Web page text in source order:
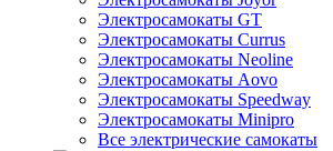
Электросамокаты GT
Электросамокаты Currus
Электросамокаты Neoline
Электросамокаты Aovo
Электросамокаты Speedway
Электросамокаты Minipro
Все электрические самокаты